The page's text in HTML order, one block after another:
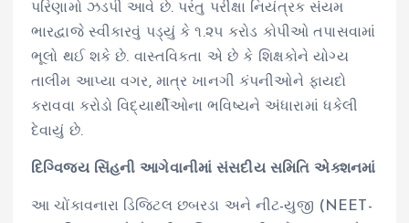
પરિણામો ઝડપી આવે છે. પરંતુ પરીક્ષા નિયંત્રક સંયમ
ભારદ્વાજે સ્વીકારવું પડ્યું કે ૧.૨૫ કરોડ કોપીઓ તપાસવામાં
ભૂલો થઈ શકે છે. વાસ્તવિકતા એ છે કે શિક્ષકોને યોગ્ય
તાલીમ આપ્યા વગર, માત્ર ખાનગી કંપનીઓને ફાયદો
કરાવવા કરોડો વિદ્યાર્થીઓના ભવિષ્યને અંધારામાં ધકેલી
દેવાયું છે.
દિગ્વિજય સિંહની આગેવાનીમાં સંસદીય સમિતિ એક્શનમાં
આ ચોંકાવનારા ડિજિટલ છબરડા અને નીટ-યુજી (NEET-